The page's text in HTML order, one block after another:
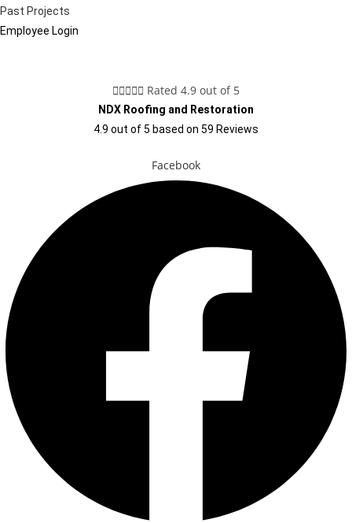
Past Projects
Employee Login
 Rated 4.9 out of 5
NDX Roofing and Restoration
4.9 out of5 based on 59 Reviews
Facebook